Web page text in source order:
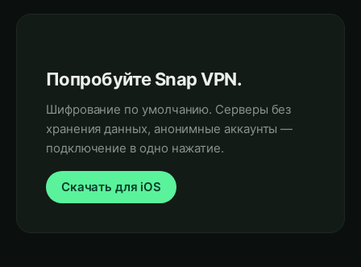
Попробуйте Snap VPN.
Шифрование по умолчанию. Серверы без
хранения данных, анонимные аккаунты —
подключение в одно нажатие.
Скачать для iOS